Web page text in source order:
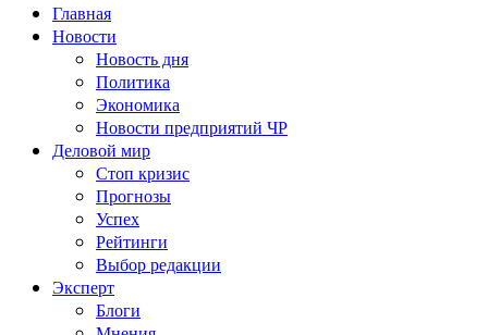
Главная
Новости
Новость дня
Политика
Экономика
Новости предприятий ЧР
Деловой мир
Стоп кризис
Прогнозы
Успех
Рейтинги
Выбор редакции
Эксперт
Блоги